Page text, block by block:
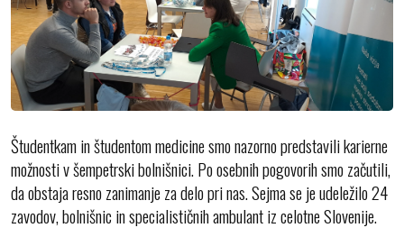
Študentkam in študentom medicine smo nazorno predstavili karierne
možnosti v šempetrski bolnišnici. Po osebnih pogovorih smo začutili,
da obstaja resno zanimanje za delo pri nas. Sejma se je udeležilo 24
zavodov, bolnišnic in specialističnih ambulant iz celotne Slovenije.